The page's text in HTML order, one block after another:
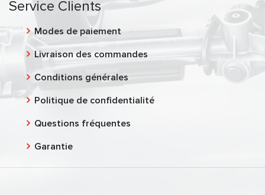
Service Clients
Modes de paiement
Livraison des commandes
Conditions générales
Politique de confidentialité
Questions fréquentes
Garantie